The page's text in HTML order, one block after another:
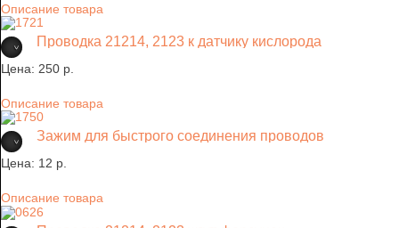
Описание товара
Проводка 21214, 2123 к датчику кислорода
Цена: 250 p.
Описание товара
Зажим для быстрого соединения проводов
Цена: 12 p.
Описание товара